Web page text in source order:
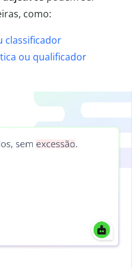
como:
classificador
ou qualificador